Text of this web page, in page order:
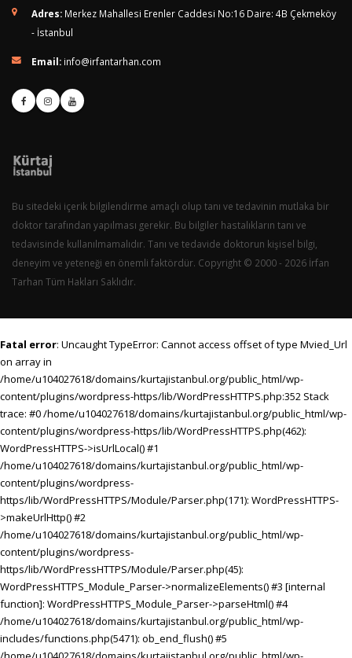
Adres: Merkez Mahallesi Erenler Caddesi No:16 Daire: 4B Çekmeköy
- İstanbul
Email: info@irfantarhan.com
Bu sitedeki içerik bilgilendirme amaçlı olup tanı ve tedavinin mutlaka bir
doktor tarafından yapılması gerekir. Bu bilgiler hastalıkların tanı ve
tedavisinde kullanılmamalıdır. Tanı ve tedavide doktorun kişisel bilgi,
deneyim ve yeteneği en önemli faktördür. Copyright © 2000 - 2026 İrfan
Tarhan Tüm Hakları Saklıdır.
Fatal error: Uncaught TypeError: Cannot access offset of type Mvied_Url
on array in
/home/u104027618/domains/kurtajistanbul.org/public_html/wp-
content/plugins/wordpress-https/lib/WordPressHTTPS.php:352 Stack
trace: #0 /home/u104027618/domains/kurtajistanbul.org/public_html/wp-
content/plugins/wordpress-https/lib/WordPressHTTPS.php(462):
WordPressHTTPS->isUrlLocal() #1
/home/u104027618/domains/kurtajistanbul.org/public_html/wp-
content/plugins/wordpress-
https/lib/WordPressHTTPS/Module/Parser.php(171): WordPressHTTPS-
>makeUrlHttp() #2
/home/u104027618/domains/kurtajistanbul.org/public_html/wp-
content/plugins/wordpress-
https/lib/WordPressHTTPS/Module/Parser.php(45):
WordPressHTTPS_Module_Parser->normalizeElements() #3 [internal
function]: WordPressHTTPS_Module_Parser->parseHtml() #4
/home/u104027618/domains/kurtajistanbul.org/public_html/wp-
includes/functions.php(5471): ob_end_flush() #5